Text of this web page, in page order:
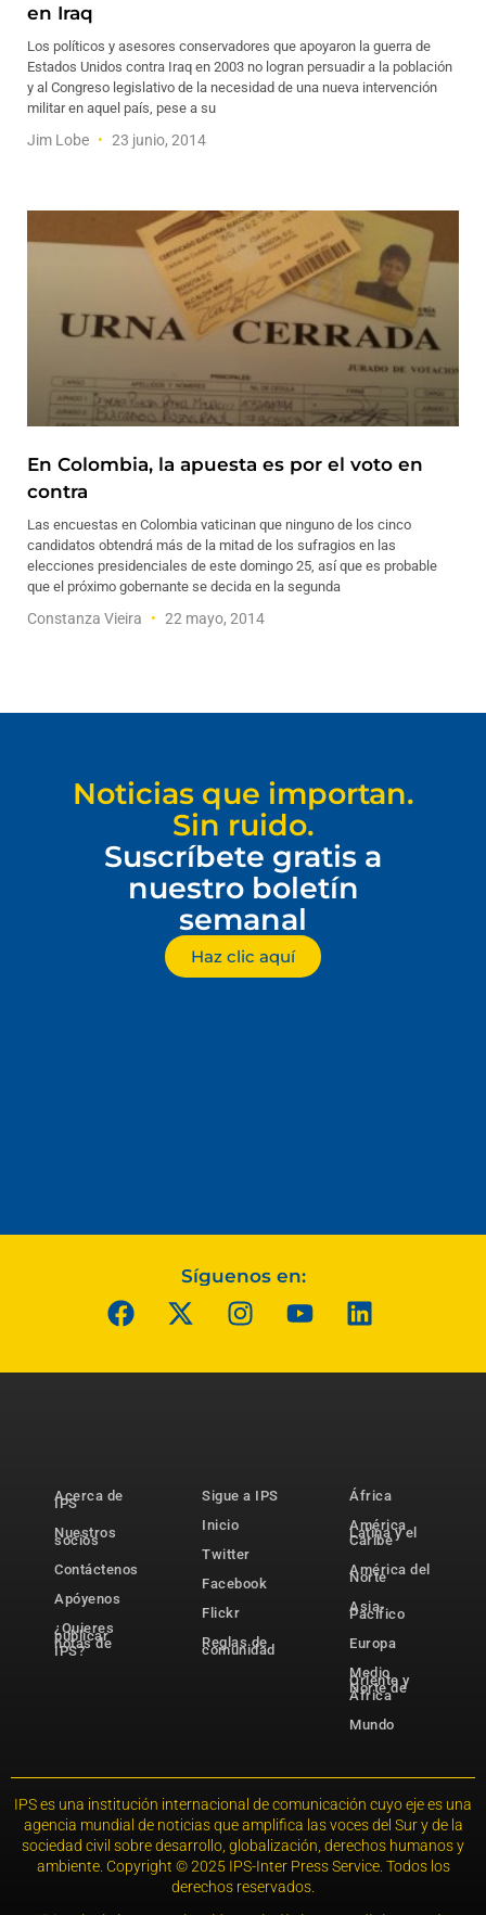
en Iraq
Los políticos y asesores conservadores que apoyaron la guerra de
Estados Unidos contra Iraq en 2003 no logran persuadir a la población
y al Congreso legislativo de la necesidad de una nueva intervención
militar en aquel país, pese a su
Jim Lobe 23 junio, 2014
En Colombia, la apuesta es por el voto en
contra
Las encuestas en Colombia vaticinan que ninguno de los cinco
candidatos obtendrá más de la mitad de los sufragios en las
elecciones presidenciales de este domingo 25, así que es probable
que el próximo gobernante se decida en la segunda
Constanza Vieira 22 mayo, 2014
Noticias que importan.
Sin ruido.
Suscríbete gratis a
nuestro boletín
semanal
Haz clic aquí
Síguenos en:
Acerca de
IPS
Nuestros
socios
Contáctenos
Apóyenos
¿Quieres
publicar
notas de
IPS?
Sigue a IPS
Inicio
Twitter
Facebook
Flickr
Reglas de
comunidad
África
América
Latina y el
Caribe
América del
Norte
Asia-
Pacífico
Europa
Medio
Oriente y
Norte de
África
Mundo
IPS es una institución internacional de comunicación cuyo eje es una
agencia mundial de noticias que amplifica las voces del Sur y de la
sociedad civil sobre desarrollo, globalización, derechos humanos y
ambiente. Copyright © 2025 IPS-Inter Press Service. Todos los
derechos reservados.